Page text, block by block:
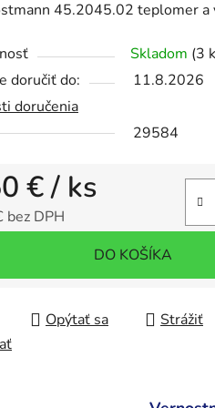
45.2045.02 teplomer a
Skladom (3
doručiť do:
11.8.2026
doručenia
29584
€/ ks
bez DPH
DO KOŠÍKA
Opýtať sa
Strážiť